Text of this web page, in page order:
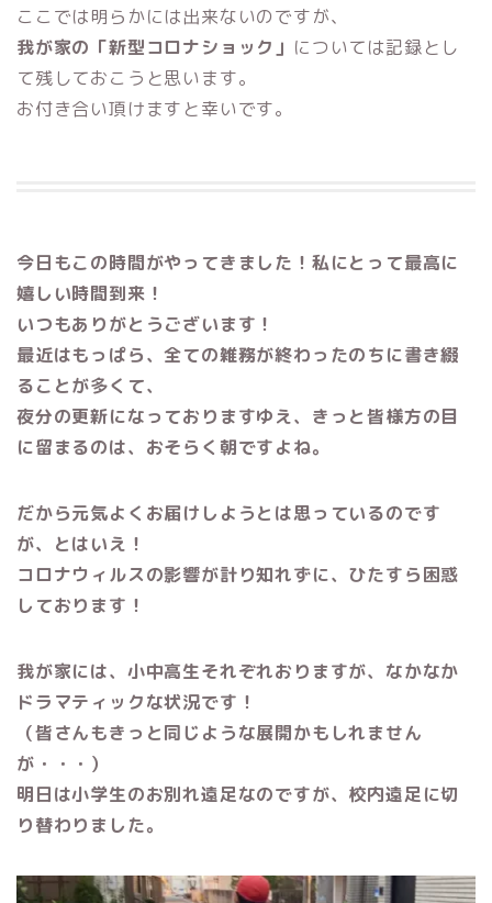
ここでは明らかには出来ないのですが、
我が家の「新型コロナショック」 については記録とし
て残しておこうと思います。
お付き合い頂けますと幸いです。
今日もこの時間がやってきました！私にとって最高に
嬉しい時間到来！
いつもありがとうございます！
最近はもっぱら、全ての雑務が終わったのちに書き綴
ることが多くて、
夜分の更新になっておりますゆえ、きっと皆様方の目
に留まるのは、おそらく朝ですよね。
だから元気よくお届けしようとは思っているのです
が、とはいえ！
コロナウィルスの影響が計り知れずに、ひたすら困惑
しております！
我が家には、小中高生それぞれおりますが、なかなか
ドラマティックな状況です！
（皆さんもきっと同じような展開かもしれません
が・・・）
明日は小学生のお別れ遠足なのですが、校内遠足に切
り替わりました。